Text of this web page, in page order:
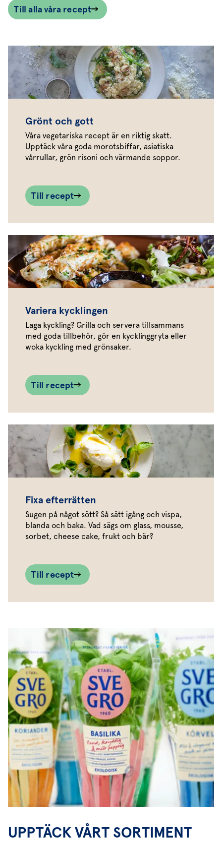
Till alla våra recept
Grönt och gott
Våra vegetariska recept är en riktig skatt.
Upptäck våra goda morotsbiffar, asiatiska
vårrullar, grön risoni och värmande soppor.
Till recept
Variera kycklingen
Laga kyckling? Grilla och servera tillsammans
med goda tillbehör, gör en kycklinggryta eller
woka kyckling med grönsaker.
Till recept
Fixa efterrätten
Sugen på något sött? Så sätt igång och vispa,
blanda och baka. Vad sägs om glass, mousse,
sorbet, cheese cake, frukt och bär?
Till recept
UPPTÄCK VÅRT SORTIMENT